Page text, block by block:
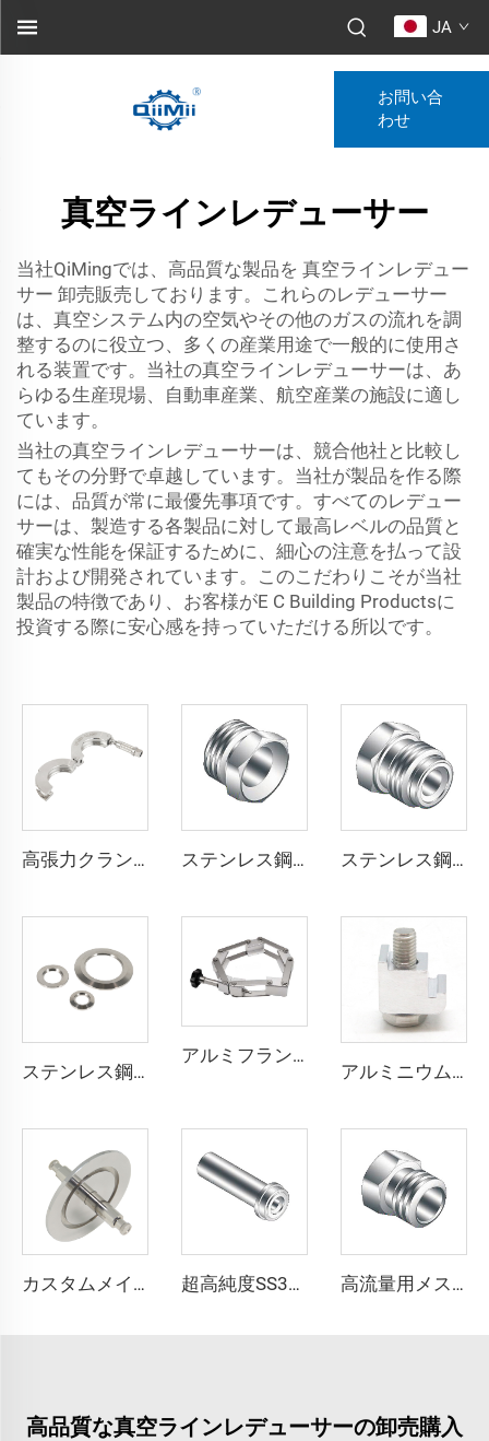
JA
お問い合
わせ
真空ラインレデューサー
当社QiMingでは、高品質な製品を 真空ラインレデュー
サー 卸売販売しております。これらのレデューサー
は、真空システム内の空気やその他のガスの流れを調
整するのに役立つ、多くの産業用途で一般的に使用さ
れる装置です。当社の真空ラインレデューサーは、あ
らゆる生産現場、自動車産業、航空産業の施設に適し
ています。
当社の真空ラインレデューサーは、競合他社と比較し
てもその分野で卓越しています。当社が製品を作る際
には、品質が常に最優先事項です。すべてのレデュー
サーは、製造する各製品に対して最高レベルの品質と
確実な性能を保証するために、細心の注意を払って設
計および開発されています。このこだわりこそが当社
製品の特徴であり、お客様がE C Building Productsに
投資する際に安心感を持っていただける所以です。
高張力クランプ SS304 NW16-NW50 高品質 KF/NW ステンレス鋼ロック可能クランプ KF16/KF50 真空配管継手 ステンレス鋼製ナットボルト オスタイプ QCR-メタルフェース継手 1/8"-1" ブライトアニール／電解研磨仕上げ SS316L オスナット ステンレス鋼製エンドプラグ SS316L QCR-メタルフェース継手 1/8"-1" ブライトアニール／電解研磨仕上げ
ステンレス鋼 真空フランジ 穴開き溶接 KF16-160 外径12mm--外径57mm SS304 SS316 配管継手 NW16-160 KFフランジ 外径1/2"-6"
アルミフランジ 鍛造チェーンクランプ NW80/100/160/200 高品質真空クランプ ランプKF80/KF100/KF160/KF200 パイプ継手フランジ
アルミニウム/SS304 ISO単壁クランプ ステンレス鋼 M8/M10/M12 真空 高品質ウォールクランプ継手フランジ
カスタムメイド フィード真空装置 SS304/SS316L 光ファイバーフィードスルー フランジ KF25/40 メス面 NW25/40 真空継手 超高純度SS316L高流量ロンググランドステンレス鋼高真空QCR継手BA/EP製品 高流量用メスナット ステンレス鋼 高純度真空SS316L（QCR）継手 BA/EP 高品質 高流量用メスナット メタルフェイスシール継手
高品質な真空ラインレデューサーの卸売購入